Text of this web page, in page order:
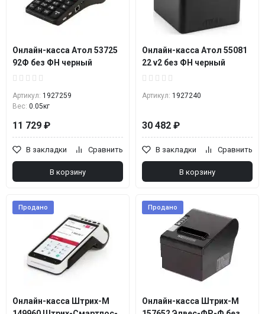
Онлайн-касса Атол 53725
92Ф без ФН черный
Артикул: 1927259
Вес: 0.05кг
11 729 ₽
В закладки Сравнить
В корзину
Онлайн-касса Атол 55081
22 v2 без ФН черный
Артикул: 1927240
30 482 ₽
В закладки Сравнить
В корзину
Продано
Онлайн-касса Штрих-М
Продано
Онлайн-касса Штрих-М